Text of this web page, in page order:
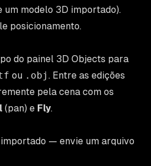
um modelo 3D importado).
posicionamento.
do painel 3D Objects para
ou .obj. Entre as edições
pela cena com os
(pan) e Fly.
— envie um arquivo